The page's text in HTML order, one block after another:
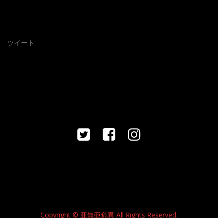
ツイート
Copyright © 亜無亜危異 All Rights Reserved.